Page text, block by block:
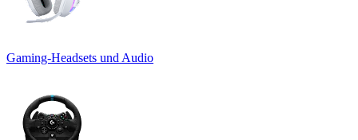
Gaming-Headsets und Audio